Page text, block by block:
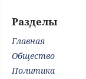
Разделы
Главная
Общество
Политика